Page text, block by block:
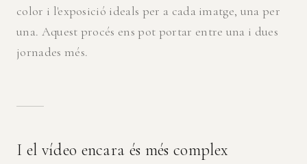
color i l'exposició ideals per a cada imatge, una per
una. Aquest procés ens pot portar entre una i dues
jornades més.
I el vídeo encara és més complex